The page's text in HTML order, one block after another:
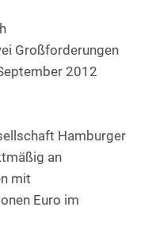
Großforderungen
2012
Hamburger
an
mit
Euro im